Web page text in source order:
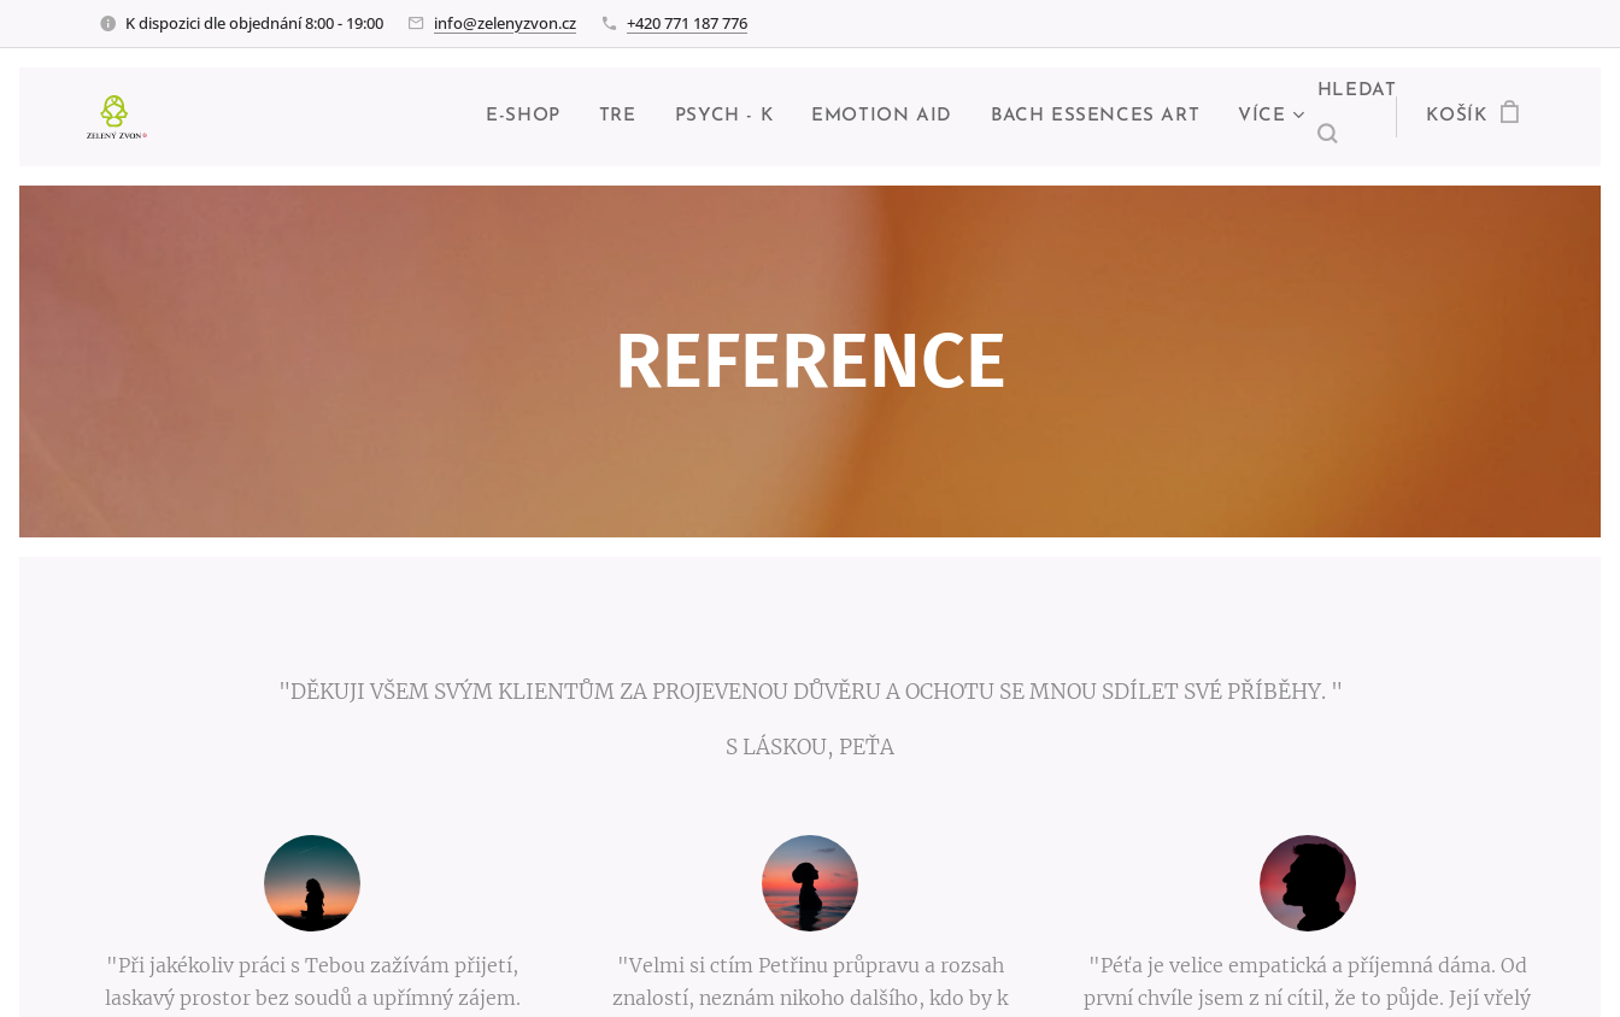
K dispozici dle objednání 8:00 - 19:00 info@zelenyzvon.cz +420 771 187 776
E-SHOP TRE PSYCH - K EMOTION AID BACH ESSENCES ART VÍCE
HLEDAT
KOŠÍK
REFERENCE
"DĚKUJI VŠEM SVÝM KLIENTŮM ZA PROJEVENOU DŮVĚRU A OCHOTU SE MNOU SDÍLET SVÉ PŘÍBĚHY. "
S LÁSKOU, PEŤA
"Při jakékoliv práci s Tebou zažívám přijetí,
laskavý prostor bez soudů a upřímný zájem.
"Velmi si ctím Petřinu průpravu a rozsah
znalostí, neznám nikoho dalšího, kdo by k
"Péťa je velice empatická a příjemná dáma. Od
první chvíle jsem z ní cítil, že to půjde. Její vřelý